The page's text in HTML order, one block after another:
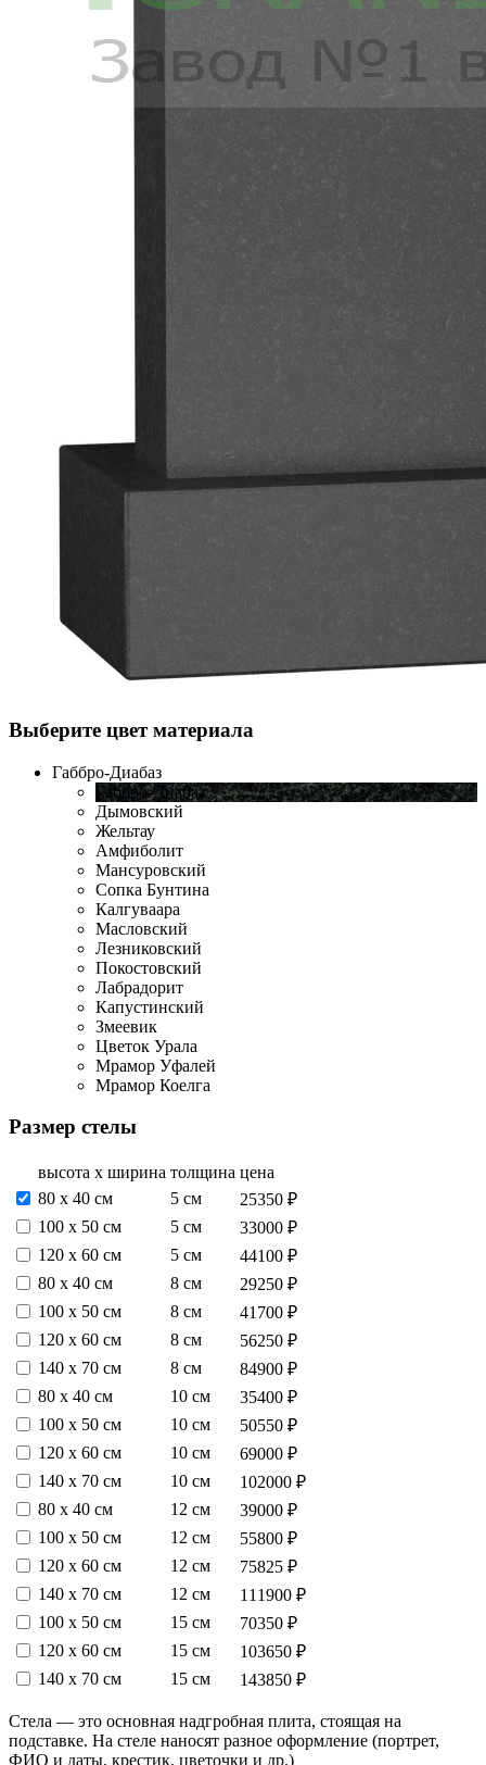
Выберите цвет материала
Габбро-Диабаз
Габбро-Диабаз
Дымовский
Жельтау
Амфиболит
Мансуровский
Сопка Бунтина
Калгуваара
Масловский
Лезниковский
Покостовский
Лабрадорит
Капустинский
Змеевик
Цветок Урала
Мрамор Уфалей
Мрамор Коелга
Размер стелы
высота х ширина толщина цена
80 х 40 см
5 см
25350 ₽
100 х 50 см
5 см
33000 ₽
120 х 60 см
5 см
44100 ₽
80 х 40 см
8 см
29250 ₽
100 х 50 см
8 см
41700 ₽
120 х 60 см
8 см
56250 ₽
140 х 70 см
8 см
84900 ₽
80 х 40 см
10 см
35400 ₽
100 х 50 см
10 см
50550 ₽
120 х 60 см
10 см
69000 ₽
140 х 70 см
10 см
102000 ₽
80 х 40 см
12 см
39000 ₽
100 х 50 см
12 см
55800 ₽
120 х 60 см
12 см
75825 ₽
140 х 70 см
12 см
111900 ₽
100 х 50 см
15 см
70350 ₽
120 х 60 см
15 см
103650 ₽
140 х 70 см
15 см 143850 ₽
Стела — это основная надгробная плита, стоящая на
подставке. На стеле наносят разное оформление (портрет,
ФИО и даты, крестик, цветочки и др.)